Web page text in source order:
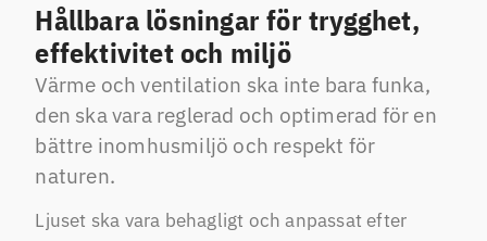
Hållbara lösningar för trygghet,
effektivitet och miljö
Värme och ventilation ska inte bara funka,
den ska vara reglerad och optimerad för en
bättre inomhusmiljö och respekt för
naturen.
Ljuset ska vara behagligt och anpassat efter